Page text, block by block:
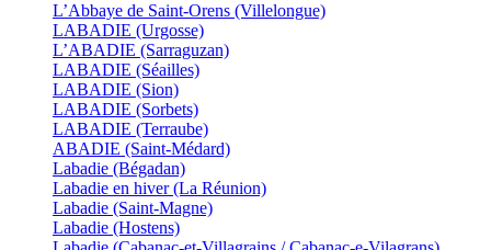
L’Abbaye de Saint-Orens (Villelongue)
LABADIE (Urgosse)
L’ABADIE (Sarraguzan)
LABADIE (Séailles)
LABADIE (Sion)
LABADIE (Sorbets)
LABADIE (Terraube)
ABADIE (Saint-Médard)
Labadie (Bégadan)
Labadie en hiver (La Réunion)
Labadie (Saint-Magne)
Labadie (Hostens)